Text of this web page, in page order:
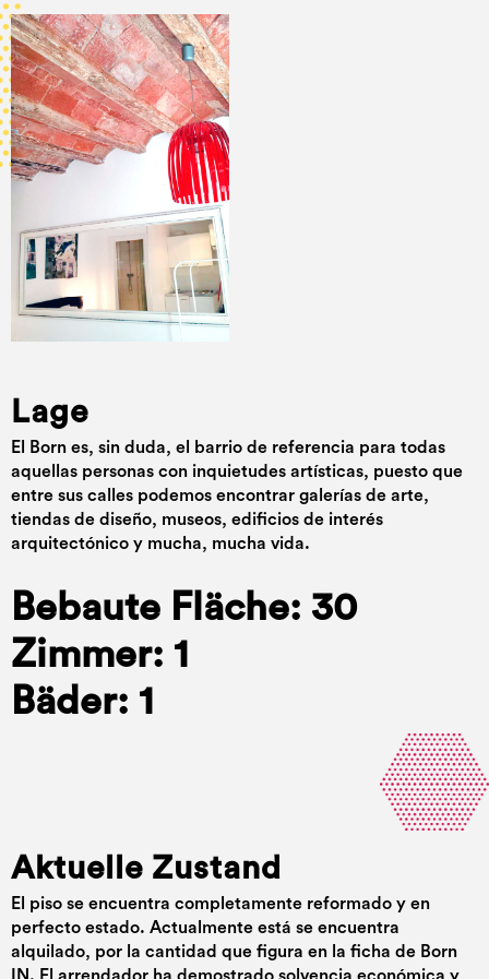
Lage
El Born es, sin duda, el barrio de referencia para todas
aquellas personas con inquietudes artísticas, puesto que
entre sus calles podemos encontrar galerías de arte,
tiendas de diseño, museos, edificios de interés
arquitectónico y mucha, mucha vida.
Bebaute Fläche: 30
Zimmer: 1
Bäder: 1
Aktuelle Zustand
El piso se encuentra completamente reformado y en
perfecto estado. Actualmente está se encuentra
alquilado, por la cantidad que figura en la ficha de Born